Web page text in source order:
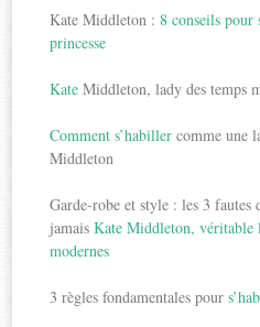
Kate Middleton :8 conseils pour
princesse
Kate Middleton, lady des temps
Comment s’habiller comme une
Middleton
Garde-robe et style : les 3 fautes
jamaisKate Middleton, véritable
modernes
3 règles fondamentales pour